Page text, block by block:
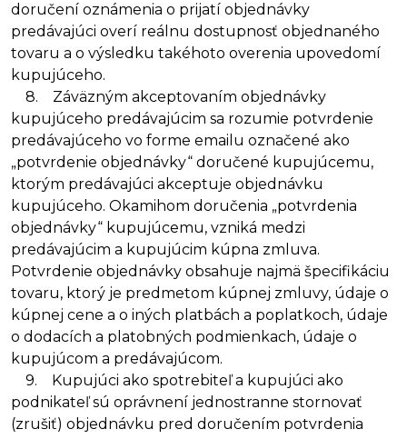
doručení oznámenia o prijatí objednávky
predávajúci overí reálnu dostupnosť objednaného
tovaru a o výsledku takéhoto overenia upovedomí
kupujúceho.
8. Záväzným akceptovaním objednávky
kupujúceho predávajúcim sa rozumie potvrdenie
predávajúceho vo forme emailu označené ako
„potvrdenie objednávky“ doručené kupujúcemu,
ktorým predávajúci akceptuje objednávku
kupujúceho. Okamihom doručenia „potvrdenia
objednávky“ kupujúcemu, vzniká medzi
predávajúcim a kupujúcim kúpna zmluva.
Potvrdenie objednávky obsahuje najmä špecifikáciu
tovaru, ktorý je predmetom kúpnej zmluvy, údaje o
kúpnej cene a o iných platbách a poplatkoch, údaje
o dodacích a platobných podmienkach, údaje o
kupujúcom a predávajúcom.
9. Kupujúci ako spotrebiteľ a kupujúci ako
podnikateľ sú oprávnení jednostranne stornovať
(zrušiť) objednávku pred doručením potvrdenia